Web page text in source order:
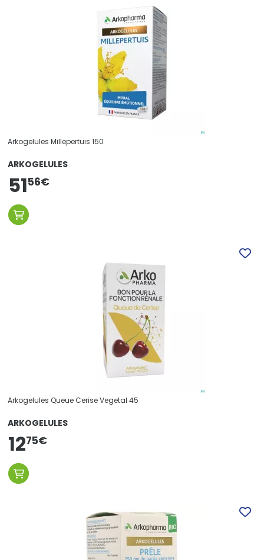
Arkogelules Millepertuis 150
ARKOGELULES
5156€
Arkogelules Queue Cerise Vegetal 45
ARKOGELULES
1275€